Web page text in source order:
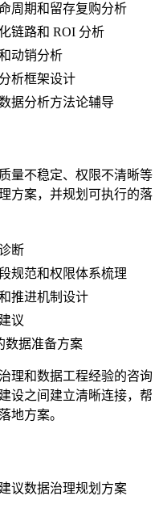
周期和留存复购分析
链路和 ROI 分析
动销分析
析框架设计
据分析方法论辅导
量不稳定、权限不清晰等
方案，并规划可执行的落
断
规范和权限体系梳理
推进机制设计
议
数据准备方案
理和数据工程经验的咨询
设之间建立清晰连接，帮
地方案。
议数据治理规划方案